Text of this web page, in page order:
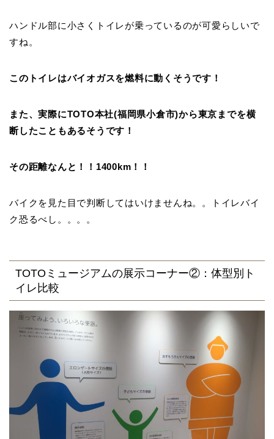
ハンドル部に小さくトイレが乗っているのが可愛らしいで
すね。
このトイレはバイオガスを燃料に動くそうです！
また、実際にTOTO本社(福岡県小倉市)から東京までを横
断したこともあるそうです！
その距離なんと！！1400km！！
バイクを見た目で判断してはいけませんね。。トイレバイ
ク恐るべし。。。。
TOTOミュージアムの展示コーナー②：体型別ト
イレ比較